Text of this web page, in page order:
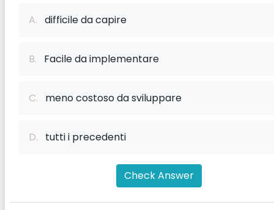
A. difficile da capire
B. Facile da implementare
C. meno costoso da sviluppare
D. tutti i precedenti
Check Answer